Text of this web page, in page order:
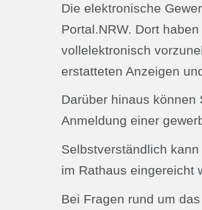
Die elektronische
Portal.NRW. Dort
vollelektronisch
erstatteten Anzeigen
Darüber hinaus
Anmeldung einer
Selbstverständlich
im Rathaus eingereicht
Bei Fragen rund um